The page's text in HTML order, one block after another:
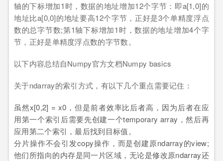
轴的下标增加1时，数据的地址增加12个字节：即a[1,0]的
地址比a[0,0]的地址要高12个字节，正好是3个单精度浮点
数的总字节数;第1轴下标增加1时，数据的地址增加4个字
节，正好是单精度浮点数的字节数。
以下内容总结自Numpy官方文档Numpy basics
关于ndarray的索引方式，有以下几个重点需要记住：
虽然x[0,2] = x0，但是前者效率比后者高，因为后者在应
用第一个索引后需要先创建一个temporary array，然后再
应用第二个索引，最后找到目标值。
分片操作不会引发copy操作，而是创建原ndarray的view;
他们所指向的内存是同一片区域，无论是修改原ndarray还